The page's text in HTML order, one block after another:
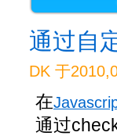
通过自
DK 于
在
通过